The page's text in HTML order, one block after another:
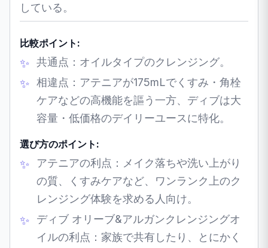
している。
比較ポイント:
共通点：オイルタイプのクレンジング。
相違点：アテニアが175mLでくすみ・角栓
ケアなどの高機能を謳う一方、ディブは大
容量・低価格のデイリーユースに特化。
選び方のポイント:
アテニアの利点：メイク落ちや洗い上がり
の質、くすみケアなど、ワンランク上のク
レンジング体験を求める人向け。
ディブ オリーブ&アルガンクレンジングオ
イルの利点：家族で共有したり、とにかく